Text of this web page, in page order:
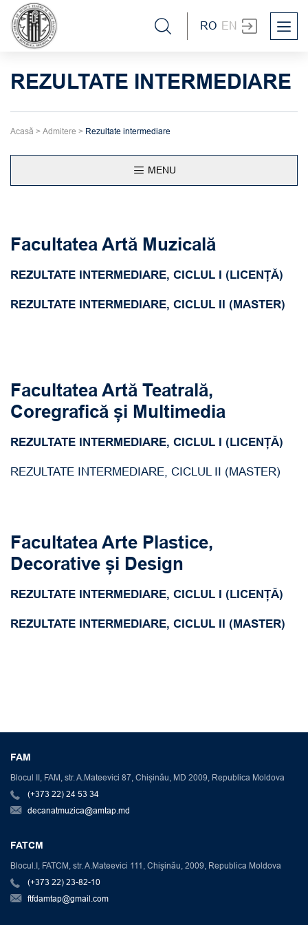
RO EN
REZULTATE INTERMEDIARE
Acasă > Admitere > Rezultate intermediare
MENU
Facultatea Artă Muzicală
REZULTATE INTERMEDIARE, CICLUL I (LICENȚĂ)
REZULTATE INTERMEDIARE, CICLUL II (MASTER)
Facultatea Artă Teatrală,
Coregrafică și Multimedia
REZULTATE INTERMEDIARE, CICLUL I (LICENȚĂ)
REZULTATE INTERMEDIARE, CICLUL II (MASTER)
Facultatea Arte Plastice,
Decorative și Design
REZULTATE INTERMEDIARE, CICLUL I (LICENȚĂ)
REZULTATE INTERMEDIARE, CICLUL II (MASTER)
FAM
Blocul II, FAM, str. A.Mateevici 87, Chișinău, MD 2009, Republica Moldova
(+373 22) 24 53 34
decanatmuzica@amtap.md
FATCM
Blocul.I, FATCM, str. A.Mateevici 111, Chişinău, 2009, Republica Moldova
(+373 22) 23-82-10
ftfdamtap@gmail.com